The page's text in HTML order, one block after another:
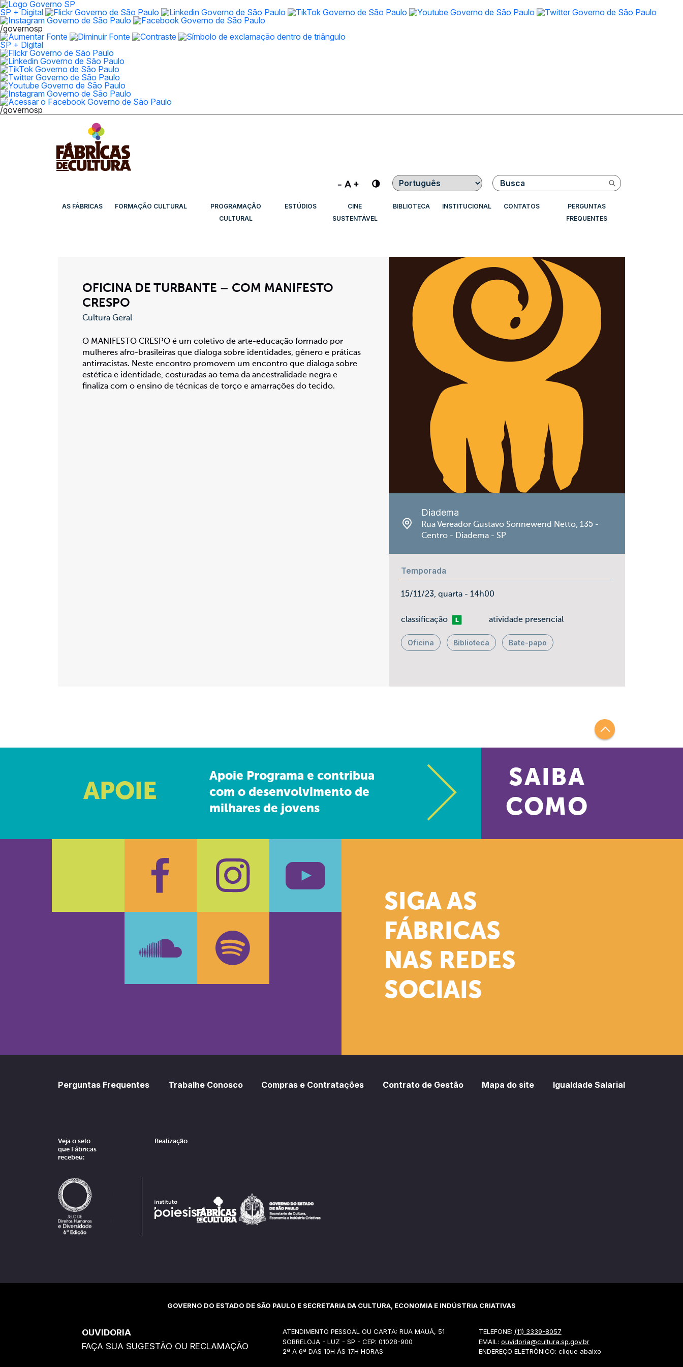
SP + Digital
/governosp
SP + Digital
/governosp
Contraste Buscar
AS FÁBRICAS FORMAÇÃO CULTURAL
PROGRAMAÇÃO
CULTURAL
ESTÚDIOS
CINE
SUSTENTÁVEL
BIBLIOTECA INSTITUCIONAL CONTATOS
PERGUNTAS
FREQUENTES
OFICINA DE TURBANTE – COM MANIFESTO
CRESPO
Cultura Geral
O MANIFESTO CRESPO é um coletivo de arte-educação formado por
mulheres afro-brasileiras que dialoga sobre identidades, gênero e práticas
antirracistas. Neste encontro promovem um encontro que dialoga sobre
estética e identidade, costuradas ao tema da ancestralidade negra e
finaliza com o ensino de técnicas de torço e amarrações do tecido.
Diadema
Rua Vereador Gustavo Sonnewend Netto, 135 -
Centro - Diadema - SP
Temporada
15/11/23, quarta - 14h00
classificaçãoLivre atividade presencial
Oficina Biblioteca Bate-papo
APOIE
Apoie Programa e contribua
com o desenvolvimento de
milhares de jovens
SAIBA
COMO
SIGA AS
FÁBRICAS
NAS REDES
SOCIAIS
FacebookInstagram
Perguntas Frequentes Trabalhe Conosco Compras e Contratações Contrato de Gestão Mapa do site Igualdade Salarial
Veja o selo
que Fábricas
recebeu:
Realização
GOVERNO DO ESTADO DE SÃO PAULO E SECRETARIA DA CULTURA, ECONOMIA E INDÚSTRIA CRIATIVAS
OUVIDORIA
FAÇA SUA SUGESTÃO OU RECLAMAÇÃO
ATENDIMENTO PESSOAL OU CARTA: RUA MAUÁ, 51
SOBRELOJA - LUZ - SP - CEP: 01028-900
2ª A 6ª DAS 10H ÀS 17H HORAS
TELEFONE: (11) 3339-8057
EMAIL: ouvidoria@cultura.sp.gov.br
ENDEREÇO ELETRÔNICO: clique abaixo